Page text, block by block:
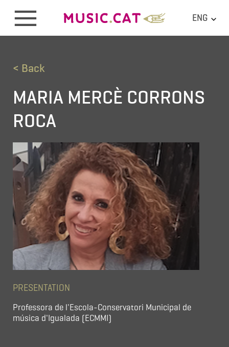
ENG
< Back
MARIA MERCÈ CORRONS
ROCA
PRESENTATION
Professora de l'Escola-Conservatori Municipal de
música d'Igualada (ECMMI)